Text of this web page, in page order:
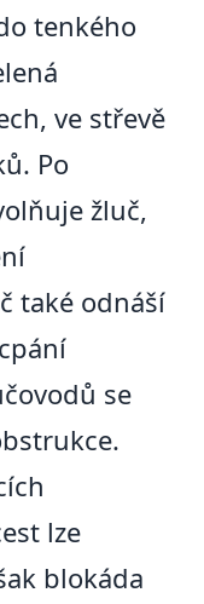
tenkého
ve střevě
Po
žluč,
také odnáší
se
lze
blokáda